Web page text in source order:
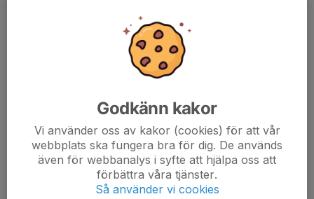
Kom ihåg att det kan vara kyligt så kläder efter väder och varma
Godkänn kakor
Vi använder oss av kakor (cookies) för att vår
webbplats ska fungera bra för dig. De används
även för webbanalys i syfte att hjälpa oss att
förbättra våra tjänster.
Så använder vi cookies